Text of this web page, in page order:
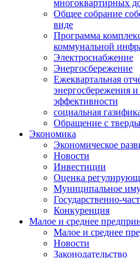
многоквартирных
Общее собрание
виде
Программа
коммунальной
Электроснабжение
Энергосбережение
Ежеквартальная
энергосбережения
эффективности
социальная
Обращение с
Экономика
Экономическое
Новости
Инвестиции
Оценка
Муниципальное
Государственно-
Конкуренция
Малое и среднее
Малое и среднее
Новости
Законодательство